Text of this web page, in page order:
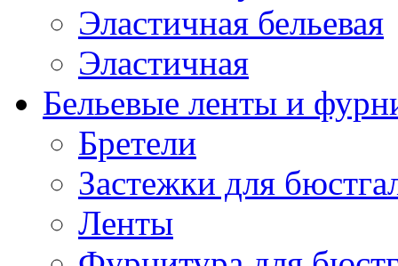
Эластичная бельевая
Эластичная
Бельевые ленты и
Бретели
Застежки для
Ленты